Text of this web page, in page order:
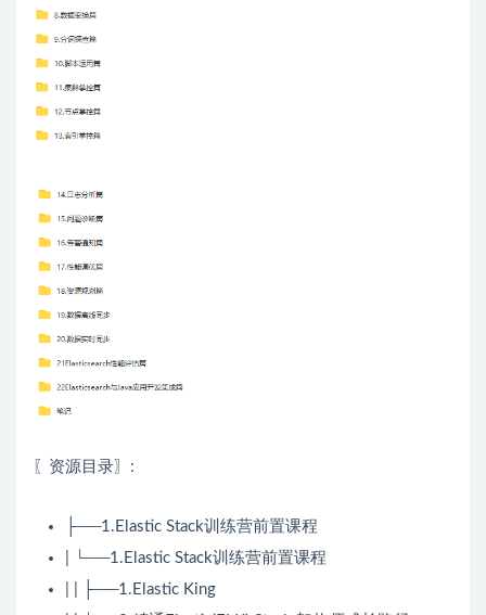
〖资源目录〗:
├──1.Elastic Stack训练营前置课程
| └──1.Elastic Stack训练营前置课程
| | ├──1.Elastic King